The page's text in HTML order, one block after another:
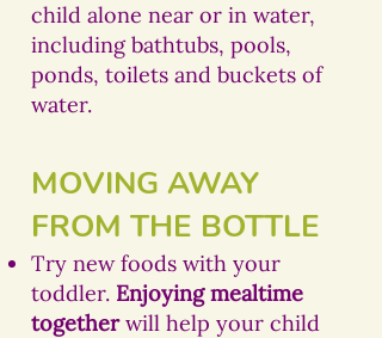
child alone near or in water,
including bathtubs, pools,
ponds, toilets and buckets of
water.
MOVING AWAY
FROM THE BOTTLE
Try new foods with your
toddler. Enjoying mealtime
togetherwill help your child